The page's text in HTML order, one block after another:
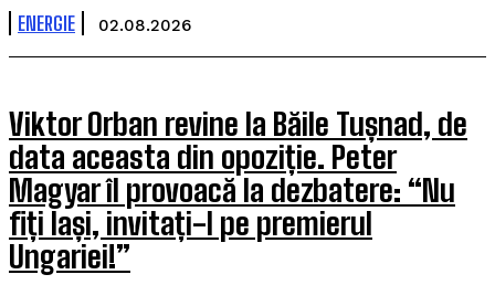
ENERGIE 02.08.2026
Viktor Orban revine la Băile Tușnad, de
data aceasta din opoziție. Peter
Magyar îl provoacă la dezbatere: “Nu
fiți lași, invitați-l pe premierul
Ungariei!”